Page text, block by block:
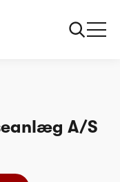
A/S